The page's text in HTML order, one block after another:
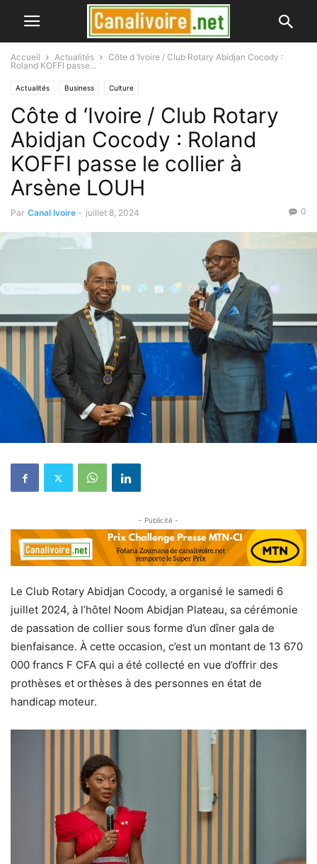
Accueil Actualités
Côte d ‘Ivoire / Club Rotary Abidjan Cocody :
Roland KOFFI passe...
Actualités Business Culture
Côte d ‘Ivoire / Club Rotary
Abidjan Cocody : Roland
KOFFI passe le collier à
Arsène LOUH
Par Canal Ivoire - juillet 8, 2024 0
- Publicité -
Le Club Rotary Abidjan Cocody, a organisé le samedi 6
juillet 2024, à l’hôtel Noom Abidjan Plateau, sa cérémonie
de passation de collier sous forme d’un dîner gala de
bienfaisance. À cette occasion, c’est un montant de 13 670
000 francs F CFA qui a été collecté en vue d’offrir des
prothèses et orthèses à des personnes en état de
handicap moteur.